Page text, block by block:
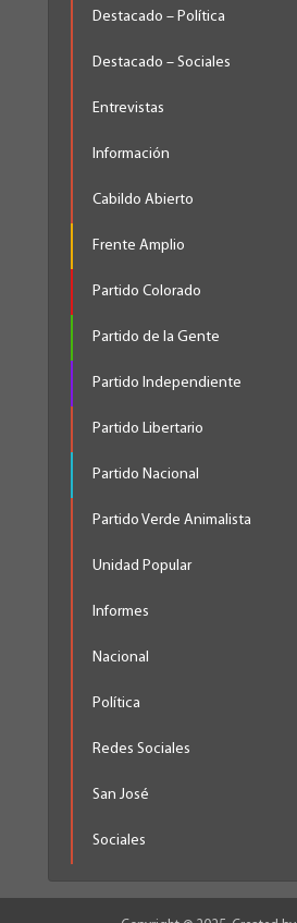
Destacado – Política
Destacado – Sociales
Entrevistas
Información
Cabildo Abierto
Frente Amplio
Partido Colorado
Partido de la Gente
Partido Independiente
Partido Libertario
Partido Nacional
Partido Verde Animalista
Unidad Popular
Informes
Nacional
Política
Redes Sociales
San José
Sociales